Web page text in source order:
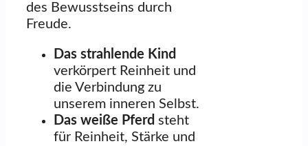
des Bewusstseins durch
Freude.
Das strahlende Kind
verkörpert Reinheit und
die Verbindung zu
unserem inneren Selbst.
Das weiße Pferd steht
für Reinheit, Stärke und